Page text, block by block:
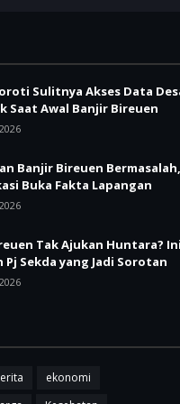
Sulitnya Akses Data
Saat Awal Banjir Bireuen
Banjir Bireuen Bermasalah,
Buka Fakta Lapangan
Tak Ajukan Huntara?
Pj Sekda yang Jadi Sorotan
ekonomi